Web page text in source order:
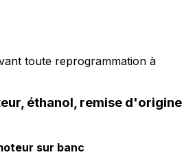
toute reprogrammation à
éthanol, remise d'origine
sur banc